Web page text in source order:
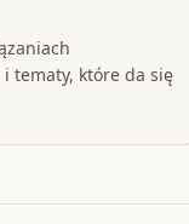
tematy, które da się